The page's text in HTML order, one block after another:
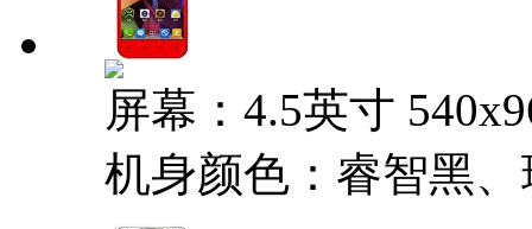
屏幕：4.5英寸
机身颜色：睿智黑